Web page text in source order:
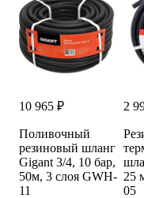
10 965 ₽
Поливочный
резиновый шланг
Gigant 3/4, 10 бар,
50м, 3 слоя GWH-
11
2
25
05